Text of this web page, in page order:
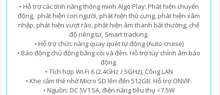
• Hỗ trợ các tính năng thông minh AIgo Play: Phát hiện chuyển
động, phát hiện con người, phát hiện thú cưng, phát hiện xâm
nhập, phát hiện vượt rào, phát hiện âm thanh bất thường, chế
độ riêng tư, Smart tracking.
• Hỗ trợ chức năng quay quét tự động (Auto-cruise)
• Báo động chủ động bằng còi và đèn. Hỗ trợ tùy chỉnh âm báo
động.
• Tích hợp Wi-Fi 6 (2.4GHz / 5GHz), Cổng LAN
• Khe cắm thẻ nhớ Micro SD lên đến 512GB. Hỗ trợ ONVIF.
• Nguồn: DC 5V1.5A, điện năng tiêu thụ <7.5W